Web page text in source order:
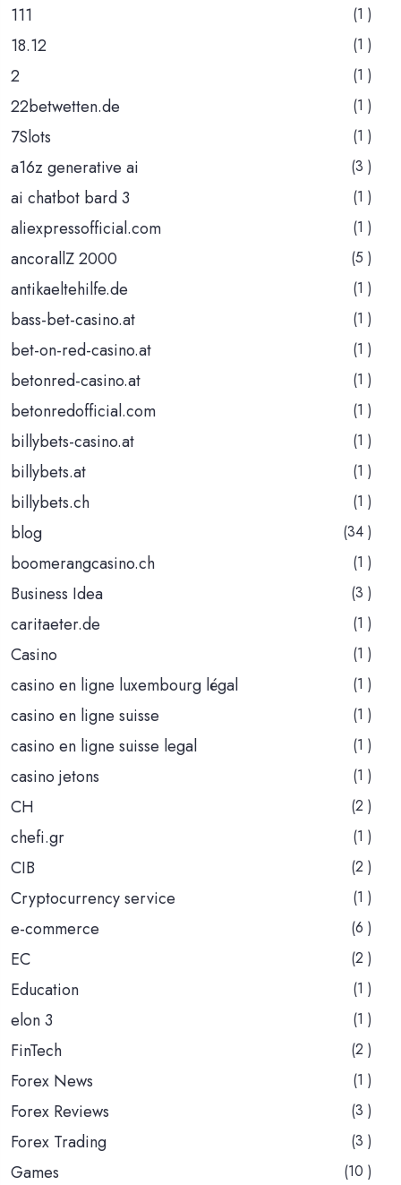
111 (1 )
18.12 (1 )
2 (1 )
22betwetten.de (1 )
7Slots (1 )
a16z generative ai (3 )
ai chatbot bard 3 (1 )
aliexpressofficial.com (1 )
ancorallZ 2000 (5 )
antikaeltehilfe.de (1 )
bass-bet-casino.at (1 )
bet-on-red-casino.at (1 )
betonred-casino.at (1 )
betonredofficial.com (1 )
billybets-casino.at (1 )
billybets.at (1 )
billybets.ch (1 )
blog (34 )
boomerangcasino.ch (1 )
Business Idea (3 )
caritaeter.de (1 )
Casino (1 )
casino en ligne luxembourg légal (1 )
casino en ligne suisse (1 )
casino en ligne suisse legal (1 )
casino jetons (1 )
CH (2 )
chefi.gr (1 )
CIB (2 )
Cryptocurrency service (1 )
e-commerce (6 )
EC (2 )
Education (1 )
elon 3 (1 )
FinTech (2 )
Forex News (1 )
Forex Reviews (3 )
Forex Trading (3 )
Games (10 )